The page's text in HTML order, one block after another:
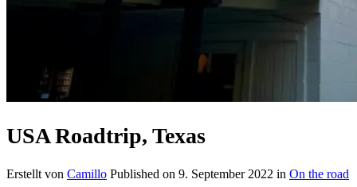
USA Roadtrip, Texas
Erstellt von Camillo Published on 9. September 2022 in On the road